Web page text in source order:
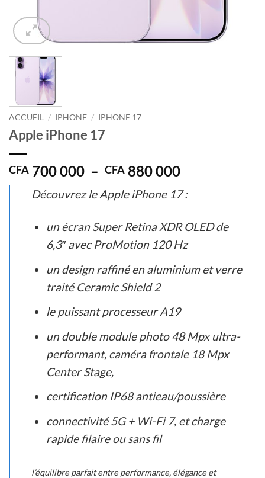
ACCUEIL / IPHONE / IPHONE 17
Apple iPhone 17
CFA 700 000 – CFA 880 000Plage
prix :
000
à
000
Découvrez le Apple iPhone 17 :
un écran Super Retina XDR OLED de
6,3″ avec ProMotion 120 Hz
un design raffiné en aluminium et verre
traité Ceramic Shield 2
le puissant processeur A19
un double module photo 48 Mpx ultra-
performant, caméra frontale 18 Mpx
Center Stage,
certification IP68 antieau/poussière
connectivité 5G + Wi-Fi 7, et charge
rapide filaire ou sans fil
l’équilibre parfait entre performance, élégance et